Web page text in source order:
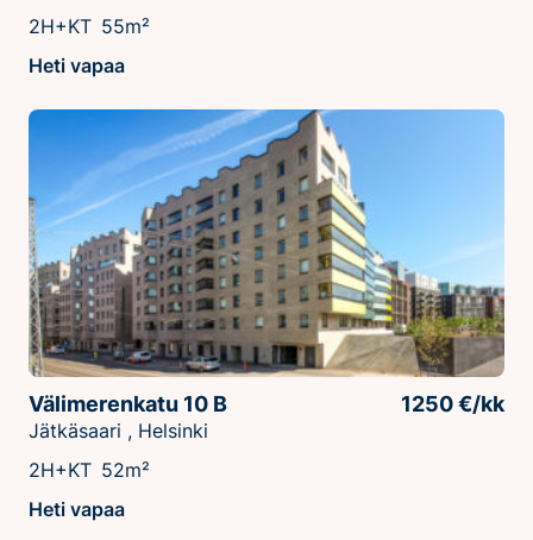
2H+KT 55m²
Heti vapaa
Välimerenkatu 10 B 1250 €/kk
Jätkäsaari , Helsinki
2H+KT 52m²
Heti vapaa